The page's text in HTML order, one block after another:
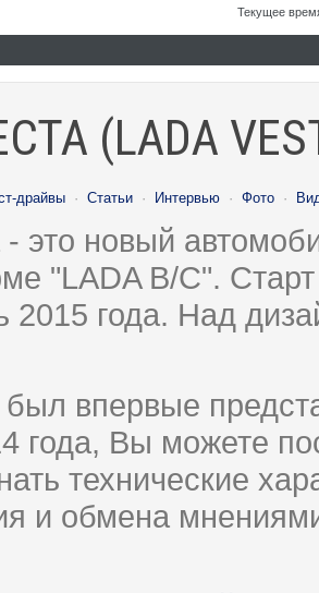
Текущее
(LADA
драйвы · Статьи · Интервью · Фото ·
это новый
"LADA B/C".
2015 года. Над
был впервые
года, Вы можете
технические
и обмена